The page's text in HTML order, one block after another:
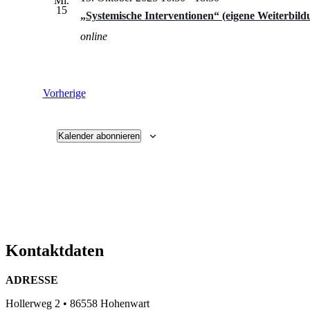
15
„Systemische Interventionen“ (eigene
online
VorherigeVeranstaltungen
Kalender abonnieren
Kontaktdaten
ADRESSE
Hollerweg 2 • 86558 Hohenwart